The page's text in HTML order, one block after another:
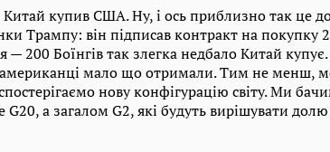
купив США. Ну, і ось приблизно так це
Трампу: він підписав контракт на покупку
— 200 Боїнгів так злегка недбало Китай
мало що отримали. Тим не менш,
нову конфігурацію світу. Ми
G20, а загалом G2, які будуть вирішувати